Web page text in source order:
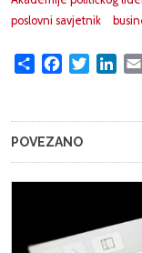
poslovni savjetnik
Share FacebookTwitter
POVEZANO